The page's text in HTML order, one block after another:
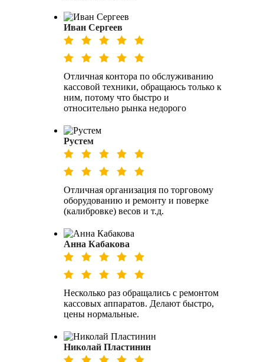
Иван Сергеев
Отличная контора по обслуживанию
кассовой техники, обращаюсь только к
ним, потому что быстро и
относительно рынка недорого
Рустем
Отличная организация по торговому
оборудованию и ремонту и поверке
(калибровке) весов и т.д.
Анна Кабакова
Несколько раз обращались с ремонтом
кассовых аппаратов. Делают быстро,
цены нормальные.
Николай Пластинин